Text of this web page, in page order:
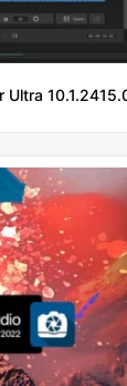
Ultra